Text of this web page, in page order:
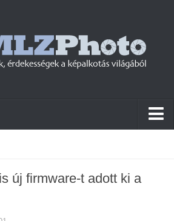
új firmware-t adott ki a